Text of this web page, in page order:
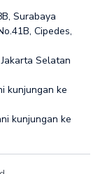
Surabaya
Cipedes,
Selatan
kunjungan ke
kunjungan ke